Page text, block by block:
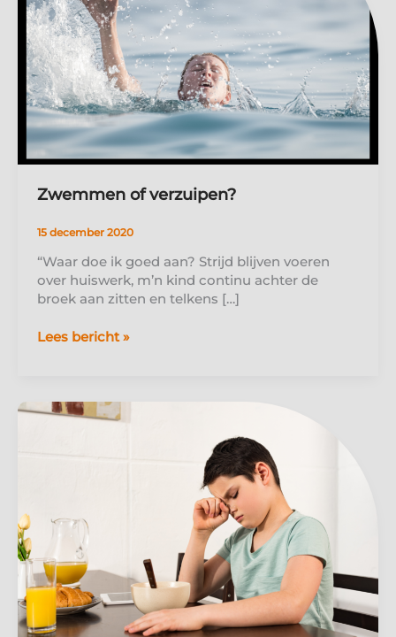
Zwemmen of verzuipen?
15 december 2020
“Waar doe ik goed aan? Strijd blijven voeren
over huiswerk, m’n kind continu achter de
broek aan zitten en telkens […]
Zwemmen
Lees bericht »